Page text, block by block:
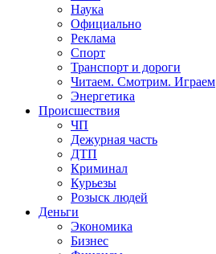
Наука
Официально
Реклама
Спорт
Транспорт и дороги
Читаем. Смотрим. Играем
Энергетика
Происшествия
ЧП
Дежурная часть
ДТП
Криминал
Курьезы
Розыск людей
Деньги
Экономика
Бизнес